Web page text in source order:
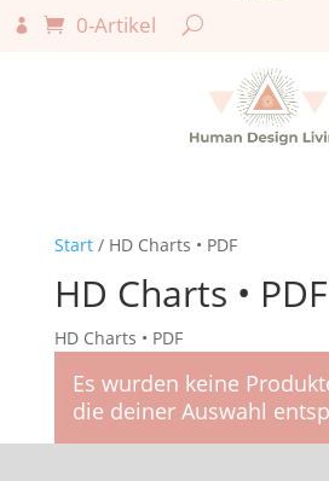
 0-Artikel
Start/ HD Charts • PDF
HD Charts • PDF
HD Charts • PDF
Es wurden keine
die deiner Auswahl